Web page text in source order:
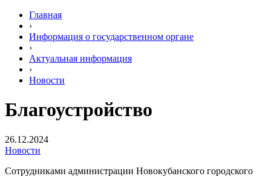
Главная
›
Информация о государственном органе
›
Актуальная информация
›
Новости
Благоустройство
26.12.2024
Новости
Сотрудниками администрации Новокубанского городского